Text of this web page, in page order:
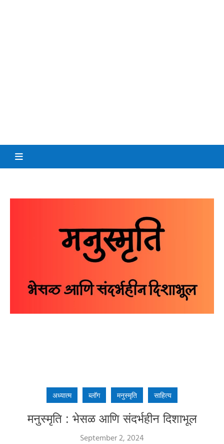
अध्यात्म ब्लॉग मनुस्मृति साहित्य
मनुस्मृति : भेसळ आणि संदर्भहीन दिशाभूल
September 2, 2024